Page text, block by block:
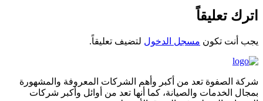
اترك تعليقاً
يجب أنت تكون مسجل الدخول لتضيف تعليقاً.
شركة الصفوة تعد من أكبر وأهم الشركات المعروفة والمشهورة
بمجال الخدمات والصيانة، كما أنها تعد من أوائل وأكبر شركات